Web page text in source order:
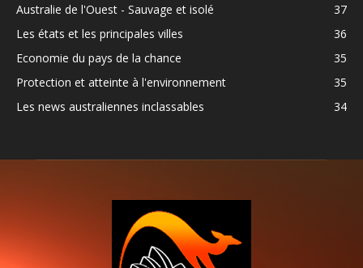
Australie de l'Ouest - Sauvage et isolé
37
Les états et les principales villes
36
Economie du pays de la chance
35
Protection et atteinte à l'environnement
35
Les news australiennes inclassables
34